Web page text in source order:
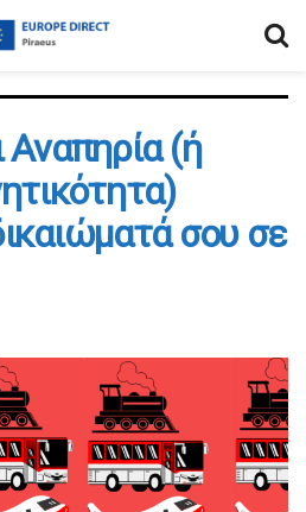
Αναπηρία (ή
σου σε